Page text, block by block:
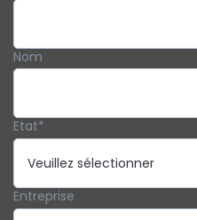
Nom
Etat*
Entreprise